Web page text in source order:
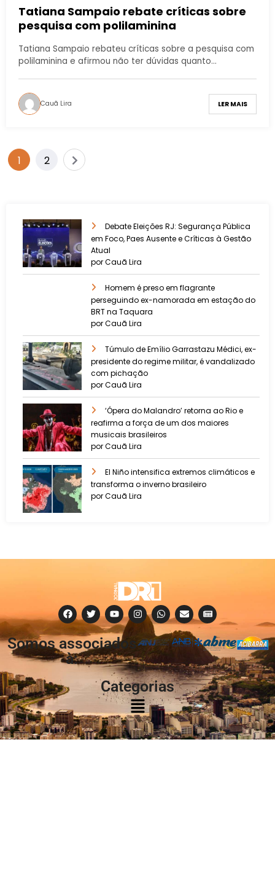
Tatiana Sampaio rebate críticas sobre
pesquisa com polilaminina
Tatiana Sampaio rebateu críticas sobre a pesquisa com
polilaminina e afirmou não ter dúvidas quanto…
Cauã Lira LER MAIS
1 2
Debate Eleições RJ: Segurança Pública
em Foco, Paes Ausente e Críticas à Gestão
Atual
por Cauã Lira
Homem é preso em flagrante
perseguindo ex-namorada em estação do
BRT na Taquara
por Cauã Lira
Túmulo de Emílio Garrastazu Médici, ex-
presidente do regime militar, é vandalizado
com pichação
por Cauã Lira
‘Ópera do Malandro’ retorna ao Rio e
reafirma a força de um dos maiores
musicais brasileiros
por Cauã Lira
El Niño intensifica extremos climáticos e
transforma o inverno brasileiro
por Cauã Lira
Somos associados
à:
Categorias